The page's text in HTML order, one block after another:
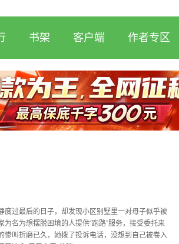
书架 客户端 作者专区
度过最后的日子，却发现小区别墅里一对母子似乎被
名为想摆脱困境的人提供“跑路”服务，接受委托来
惨叫折磨已久，她拨了投诉电话，没想到自己被卷入